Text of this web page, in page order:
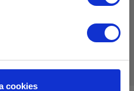
cookies